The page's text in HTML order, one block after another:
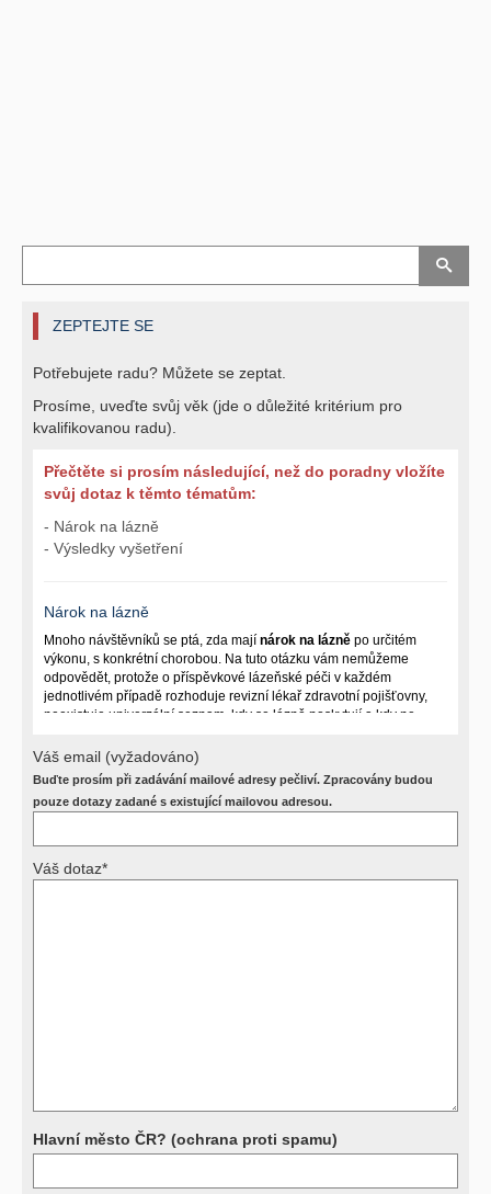
ZEPTEJTE SE
Potřebujete radu? Můžete se zeptat.
Prosíme, uveďte svůj věk (jde o důležité kritérium pro
kvalifikovanou radu).
Přečtěte si prosím následující, než do poradny vložíte
svůj dotaz k těmto tématům:
- Nárok na lázně
- Výsledky vyšetření
Nárok na lázně
Mnoho návštěvníků se ptá, zda mají nárok na lázně po určitém
výkonu, s konkrétní chorobou. Na tuto otázku vám nemůžeme
odpovědět, protože o příspěvkové lázeňské péči v každém
jednotlivém případě rozhoduje revizní lékař zdravotní pojišťovny,
neexistuje univerzální seznam, kdy se lázně poskytují a kdy ne.
postižení pacienta a dalších zdravotních okolnostech.
Požádejte svého ošetřujícího lékaře o návrh, který pak posoudí
příslušný revizní lékař. My vám spolehlivou odpověď dát
Výsledky vyšetření
Váš email (vyžadováno)
Buďte prosím při zadávání mailové adresy pečliví. Zpracovány budou
pouze dotazy zadané s existující mailovou adresou.
Váš dotaz*
Hlavní město ČR? (ochrana proti spamu)